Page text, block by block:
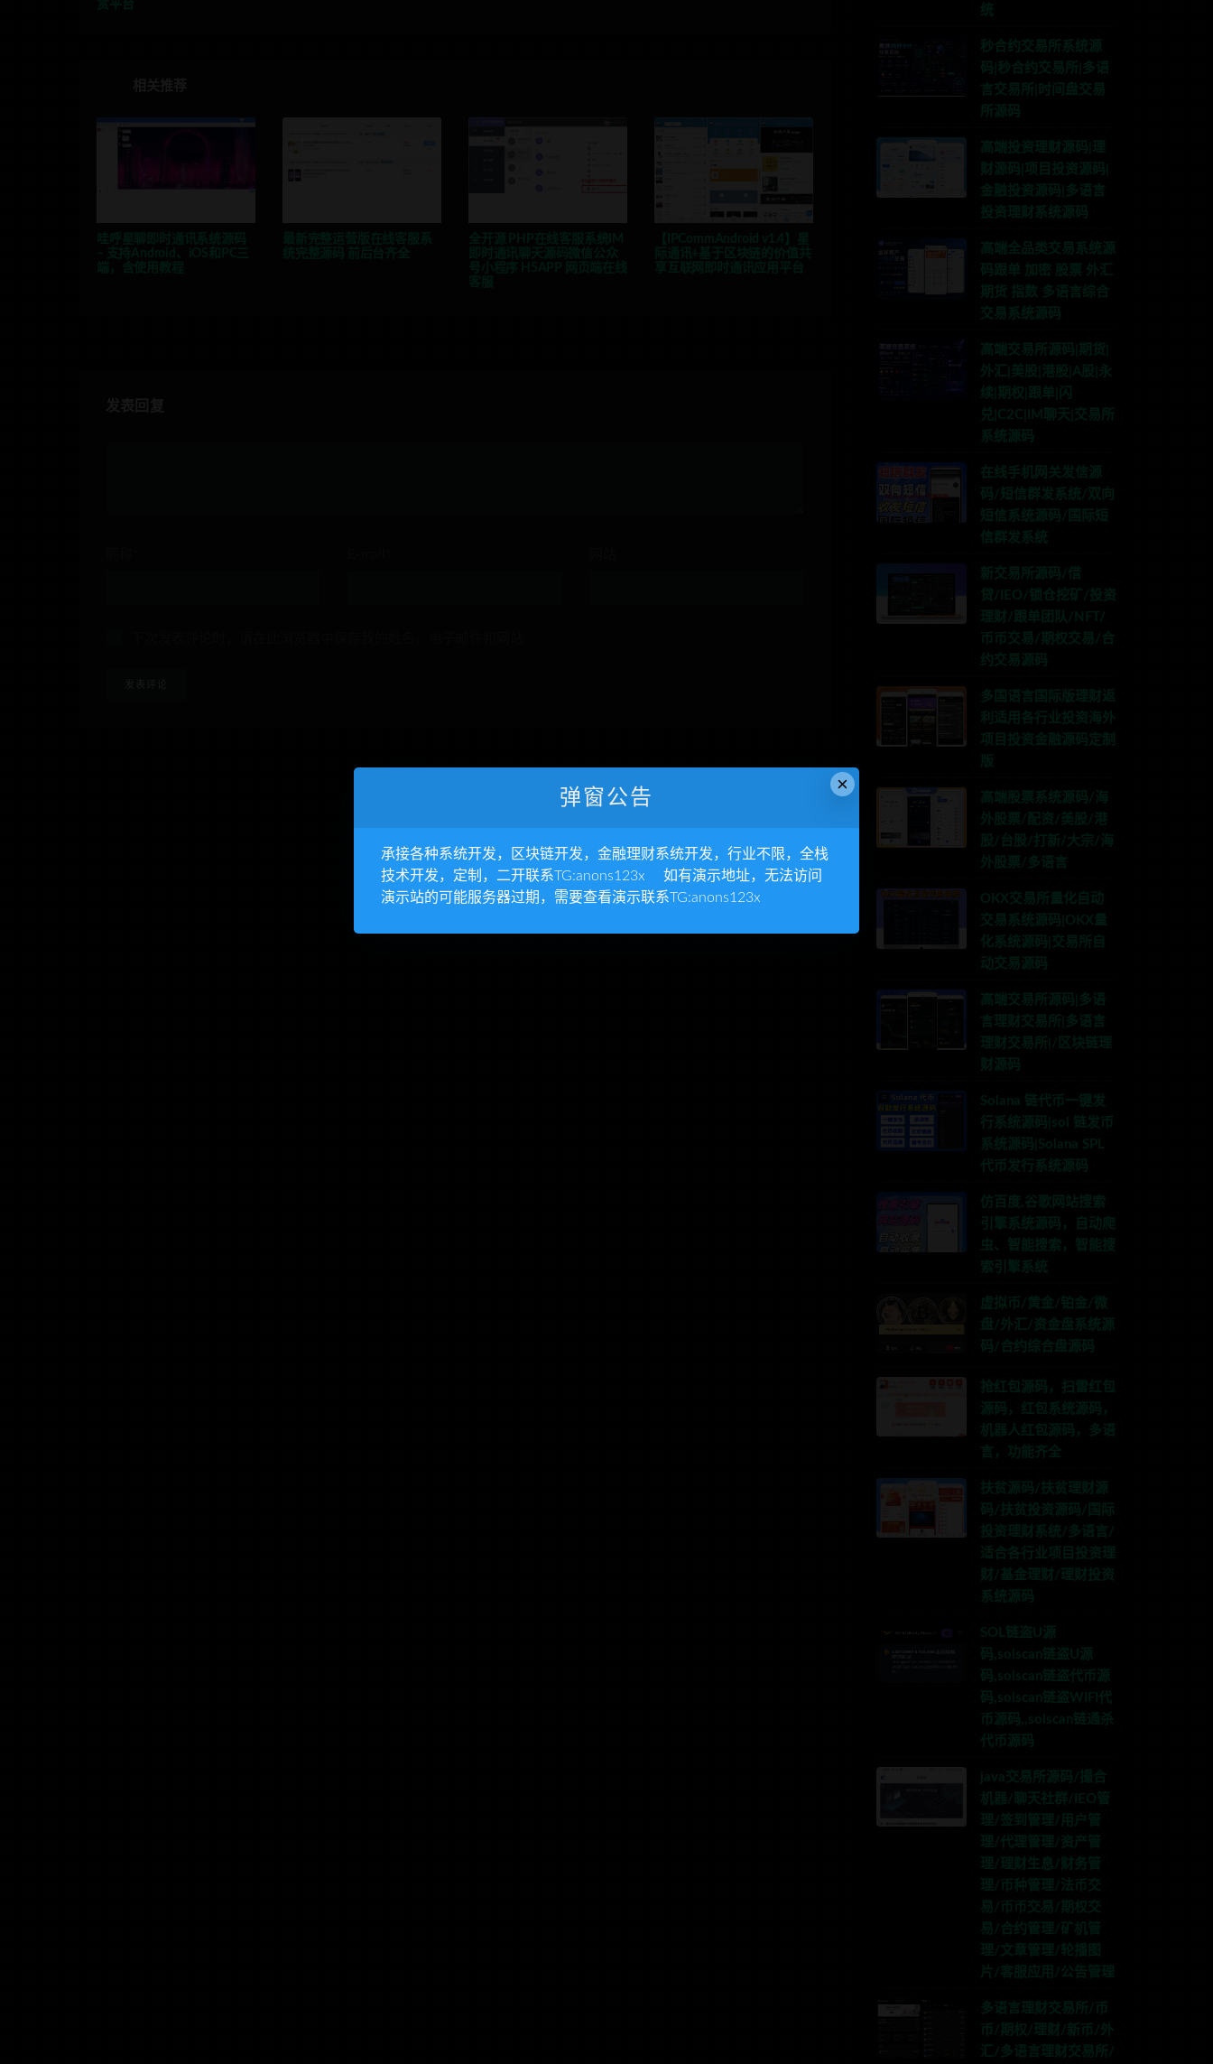
统
秒合约交易所系统源
码|秒合约交易所|多语
言交易所|时间盘交易
所源码
高端投资理财源码|理
财源码|项目投资源码|
金融投资源码|多语言
投资理财系统源码
高端全品类交易系统源
码跟单 加密 股票 外汇
期货 指数 多语言综合
交易系统源码
高端交易所源码|期货|
外汇|美股|港股|A股|永
续|期权|跟单|闪
兑|C2C|IM聊天|交易所
系统源码
在线手机网关发信源
码/短信群发系统/双向
短信系统源码/国际短
信群发系统
新交易所源码/借
贷/IEO/锁仓挖矿/投资
理财/跟单团队/NFT/
币币交易/期权交易/合
约交易源码
多国语言国际版理财返
利适用各行业投资海外
项目投资金融源码定制
版
高端股票系统源码/海
外股票/配资/美股/港
股/台股/打新/大宗/海
外股票/多语言
OKX交易所量化自动
交易系统源码|OKX量
化系统源码|交易所自
动交易源码
高端交易所源码|多语
言理财交易所|多语言
理财交易所|/区块链理
财源码
Solana 链代币一键发
行系统源码|sol 链发币
系统源码|Solana SPL
代币发行系统源码
仿百度,谷歌网站搜索
引擎系统源码，自动爬
虫、智能搜索，智能搜
索引擎系统
虚拟币/黄金/铂金/微
盘/外汇/资金盘系统源
码/合约综合盘源码
抢红包源码，扫雷红包
源码，红包系统源码，
机器人红包源码，多语
言，功能齐全
扶贫源码/扶贫理财源
码/扶贫投资源码/国际
投资理财系统/多语言/
适合各行业项目投资理
财/基金理财/理财投资
系统源码
SOL链盗U源
码,solscan链盗U源
码,solscan链盗代币源
码,solscan链盗WIFI代
币源码,,solscan链通杀
代币源码
java交易所源码/撮合
机器/聊天社群/IEO管
理/签到管理/用户管
理/代理管理/资产管
理/理财生息/财务管
理/币种管理/法币交
易/币币交易/期权交
易/合约管理/矿机管
理/文章管理/轮播图
片/客服应用/公告管理
多语言理财交易所/币
币/期权/理财/新币/外
汇/多语言理财交易所/
×
弹窗公告
承接各种系统开发，区块链开发，金融理财系统开发，行业不限，全栈
技术开发，定制，二开联系TG:anons123x 如有演示地址，无法访问
演示站的可能服务器过期，需要查看演示联系TG:anons123x